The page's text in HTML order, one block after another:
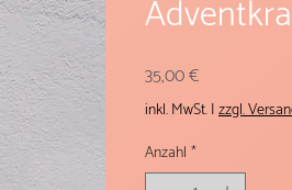
35,00 €Preis
inkl. MwSt.|zzgl.
Anzahl *